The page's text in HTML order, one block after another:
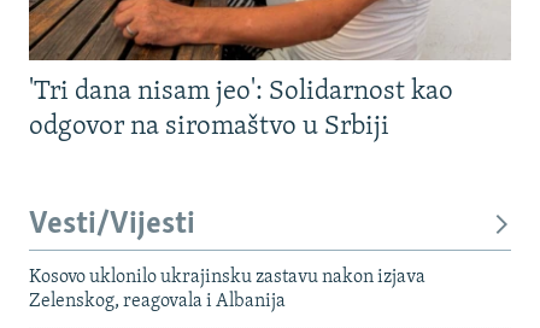
'Tri dana nisam jeo': Solidarnost kao
odgovor na siromaštvo u Srbiji
Vesti/Vijesti
Kosovo uklonilo ukrajinsku zastavu nakon izjava
Zelenskog, reagovala i Albanija